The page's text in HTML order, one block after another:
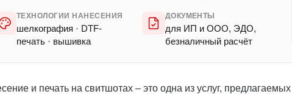
ТЕХНОЛОГИИ НАНЕСЕНИЯ
шелкография · DTF-
печать · вышивка
ДОКУМЕНТЫ
для ИП и ООО, ЭДО,
безналичный расчёт
и печать на свитшотах – это одна из услуг,